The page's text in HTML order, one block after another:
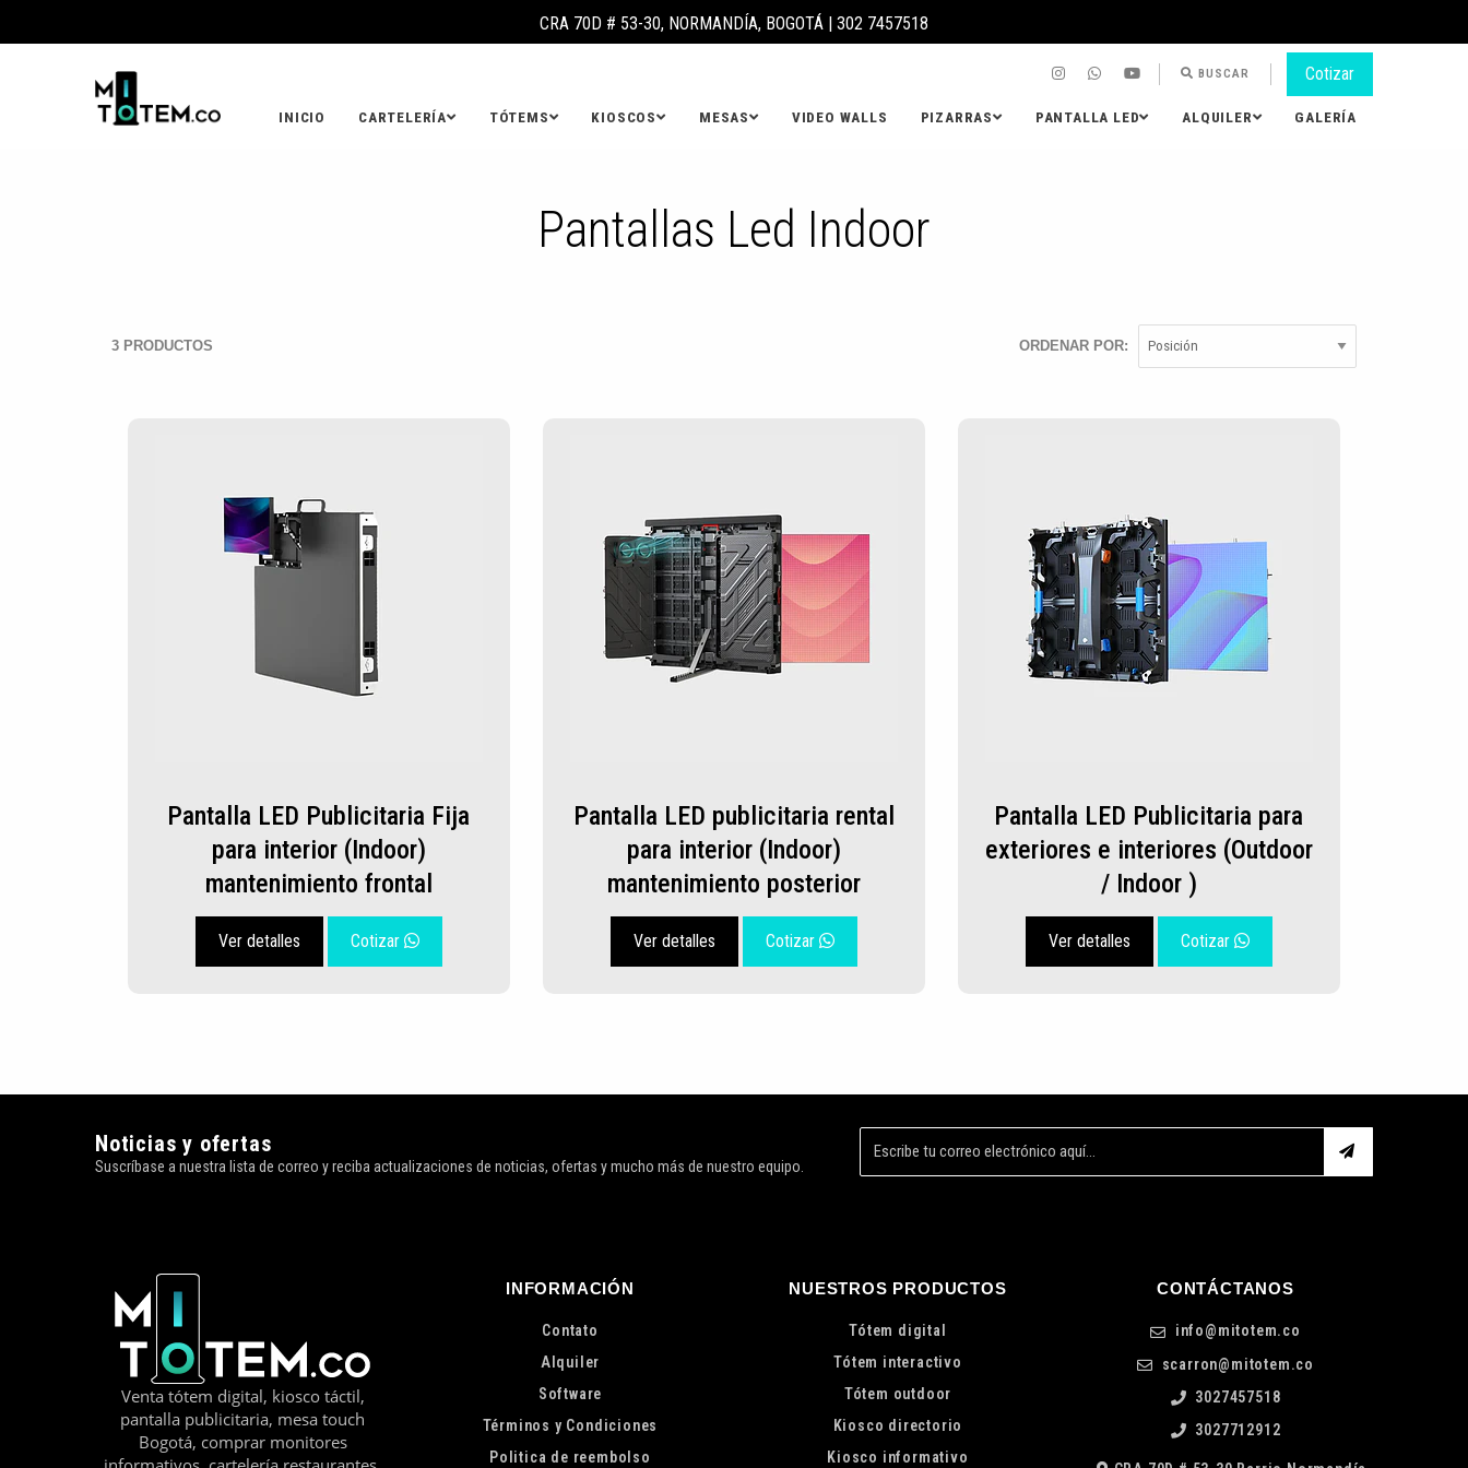
CRA 70D # 53-30, NORMANDÍA, BOGOTÁ | 302 7457518
BUSCAR Cotizar
INICIO CARTELERÍA TÓTEMS KIOSCOS MESAS VIDEO WALLS PIZARRAS PANTALLA LED ALQUILER GALERÍA
Pantallas Led Indoor
3 PRODUCTOS ORDENAR POR:
Pantalla LED Publicitaria Fija
para interior (Indoor)
mantenimiento frontal
Ver detalles Cotizar
Pantalla LED publicitaria rental
para interior (Indoor)
mantenimiento posterior
Ver detalles Cotizar
Pantalla LED Publicitaria para
exteriores e interiores (Outdoor
/ Indoor )
Ver detalles Cotizar
Noticias y ofertas
Suscríbase a nuestra lista de correo y reciba actualizaciones de noticias, ofertas y mucho más de nuestro equipo.
Venta tótem digital, kiosco táctil,
pantalla publicitaria, mesa touch
Bogotá, comprar monitores
INFORMACIÓN
Contato
Alquiler
Software
Términos y Condiciones
Politica de reembolso
NUESTROS PRODUCTOS
Tótem digital
Tótem interactivo
Tótem outdoor
Kiosco directorio
Kiosco informativo
CONTÁCTANOS
info@mitotem.co
scarron@mitotem.co
3027457518
3027712912